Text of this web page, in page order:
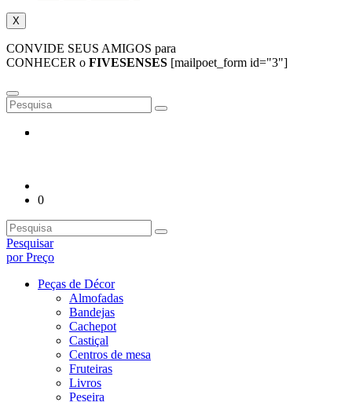
X
CONVIDE SEUS AMIGOS para
CONHECER o FIVESENSES [mailpoet_form id="3"]
0
Pesquisar
por Preço
Peças de Décor
Almofadas
Bandejas
Cachepot
Castiçal
Centros de mesa
Fruteiras
Livros
Peseira